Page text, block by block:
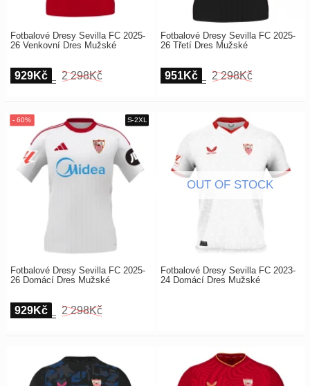
Fotbalové Dresy Sevilla FC 2025-
26 Venkovní Dres Mužské
929Kč 2 298Kč
Fotbalové Dresy Sevilla FC 2025-
26 Třetí Dres Mužské
951Kč 2 298Kč
Fotbalové Dresy Sevilla FC 2025-
26 Domácí Dres Mužské
929Kč 2 298Kč
Fotbalové Dresy Sevilla FC 2023-
24 Domácí Dres Mužské